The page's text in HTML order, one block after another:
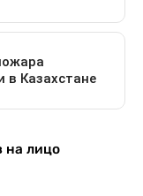
на лицо